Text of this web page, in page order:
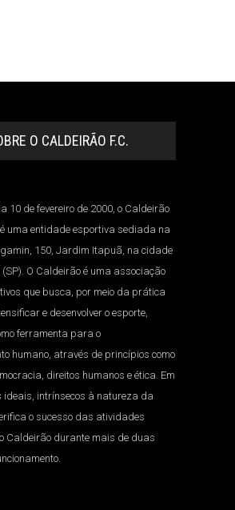
O CALDEIRÃO F.C.
10 de fevereiro de 2000, o Caldeirão
uma entidade esportiva sediada na
150, Jardim Itapuã, na cidade
O Caldeirão é uma associação
que busca, por meio da prática
e desenvolver o esporte,
ferramenta para o
humano, através de princípios como
direitos humanos e ética. Em
ideais, intrínsecos à natureza da
o sucesso das atividades
Caldeirão durante mais de duas